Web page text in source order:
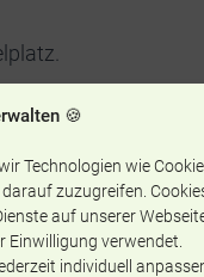
🍪
Technologien wie
zuzugreifen.
auf unserer
Einwilligung verwendet.
individuell
an
sind